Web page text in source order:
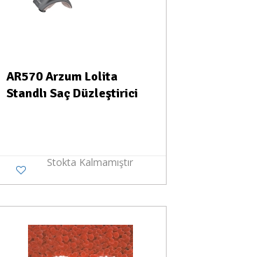
AR570 Arzum Lolita
Standlı Saç Düzleştirici
Stokta Kalmamıştır